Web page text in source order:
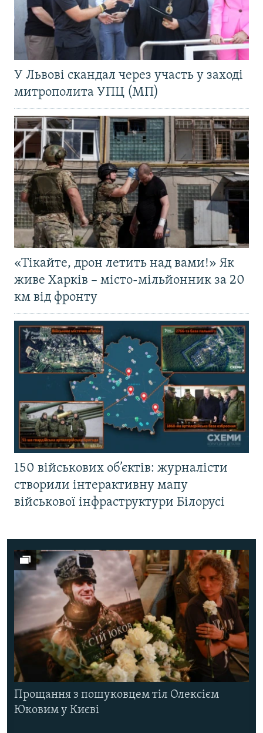
У Львові скандал через участь у заході
митрополита УПЦ (МП)
«Тікайте, дрон летить над вами!» Як
живе Харків – місто-мільйонник за 20
км від фронту
150 військових об’єктів: журналісти
створили інтерактивну мапу
військової інфраструктури Білорусі
Прощання з пошуковцем тіл Олексієм
Юковим у Києві